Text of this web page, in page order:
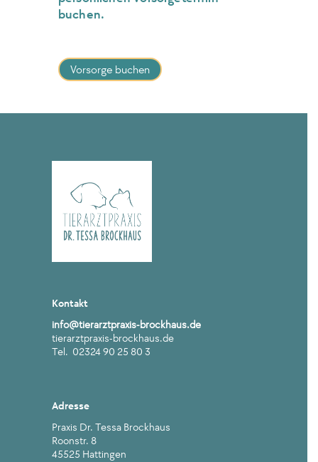
buchen.
Vorsorge buchen
Kontakt
info@tierarztpraxis-brockhaus.de
tierarztpraxis-brockhaus.de
Tel. 02324 90 25 80 3
Adresse
Praxis Dr. Tessa Brockhaus
Roonstr. 8
45525 Hattingen